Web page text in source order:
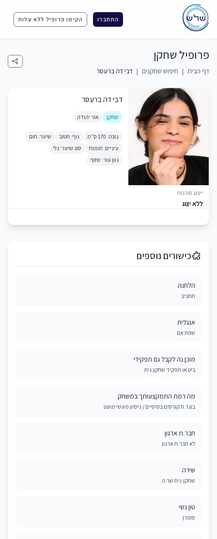
התחברו הקימו פרופיל ללא עלות
פרופיל שחקן
דף הבית | חיפוש שחקנים | דבי דה ברעסר
ייצוג סוכנות
ללא יצוג
דבי דה ברעסר
שחקן אור יהודה
גובה: 170 ס״מ גוף: חטוב
שיער: חום
עיניים: חומות
סוג שיער: גלי
גוון עור: שזוף
כישורים נוספים
הלחנה
תחביב
אנגלית
שפת אם
מוכן.נה לקבל גם תפקידי
ביט או תפקיד שחקן.נית
מה רמת התמקצעותך במשחק
בוגר.ת קורסים בסיסיים / ניסיון מעשי מועט
חבר.ת ארגון
לא חבר.ת ארגון
שירה
שחקן.נית שר.ה
טון נשי
סופרן